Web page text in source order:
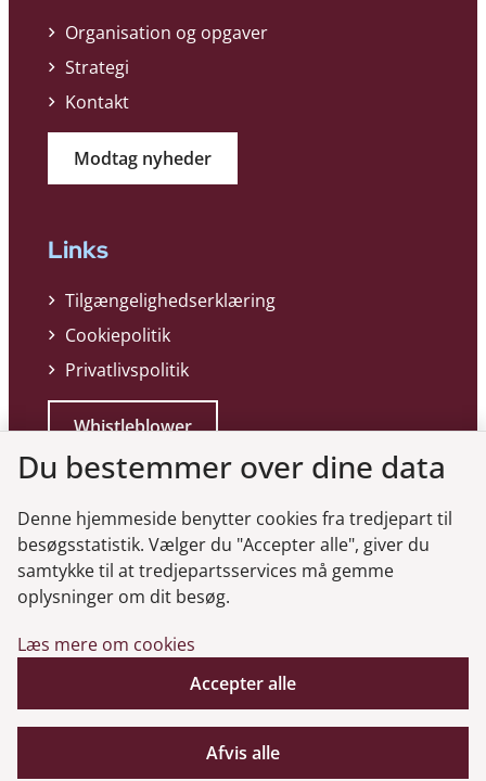
Organisation og opgaver
Strategi
Kontakt
Modtag nyheder
Links
Tilgængelighedserklæring
Cookiepolitik
Privatlivspolitik
Whistleblower
Genveje
Gå til virksomhedsregisteret
Gå til selskabsmeddelelser
Du bestemmer over dine data
Denne hjemmeside benytter cookies fra tredjepart til
besøgsstatistik. Vælger du "Accepter alle", giver du
samtykke til at tredjepartsservices må gemme
oplysninger om dit besøg.
Læs mere om cookies
Accepter alle
Afvis alle